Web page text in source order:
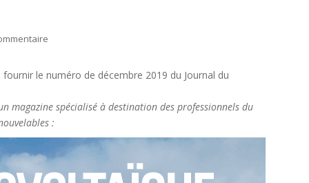
le numéro de décembre 2019 du Journal du
magazine spécialisé à destination des professionnels du
: